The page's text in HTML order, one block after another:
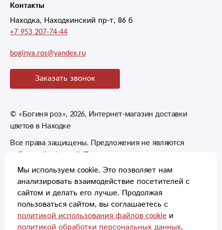
Контакты
Находка, Находкинский пр-т, 86 б
+7 953 207-74-44
boginya.ros@yandex.ru
Заказать звонок
© «Богиня роз», 2026, Интернет-магазин доставки
цветов в Находке
Все права защищены. Предложения не являются
публичной офертой. Товары могут незначительно
отличаться от фотографий.
Способы оплаты
Мы используем cookie. Это позволяет нам
анализировать взаимодействие посетителей с
сайтом и делать его лучше. Продолжая
пользоваться сайтом, вы соглашаетесь с
политикой использования файлов cookie и
политикой обработки персональных данных.